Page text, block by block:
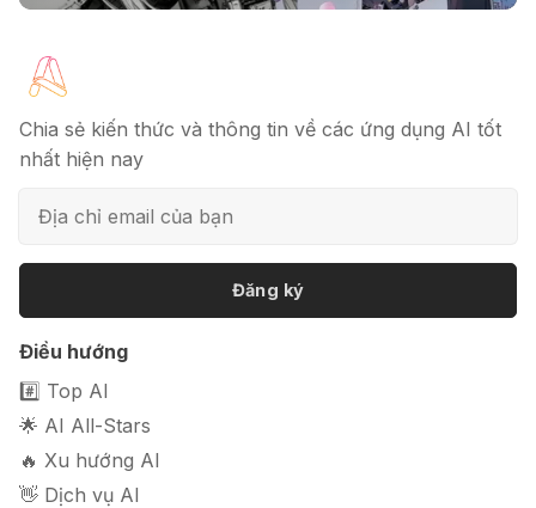
ảnh sản phẩm chuyên nghiệp
Chia sẻ kiến thức và thông tin về các ứng dụng AI tốt
nhất hiện nay
Đăng ký
Điều hướng
#️⃣ Top AI
🌟 AI All-Stars
🔥 Xu hướng AI
👋 Dịch vụ AI